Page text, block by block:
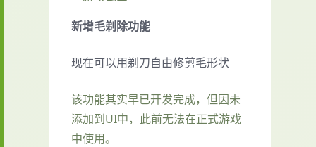
新增毛剃除功能
现在可以用剃刀自由修剪毛形状
该功能其实早已开发完成，但因未
添加到UI中，此前无法在正式游戏
中使用。